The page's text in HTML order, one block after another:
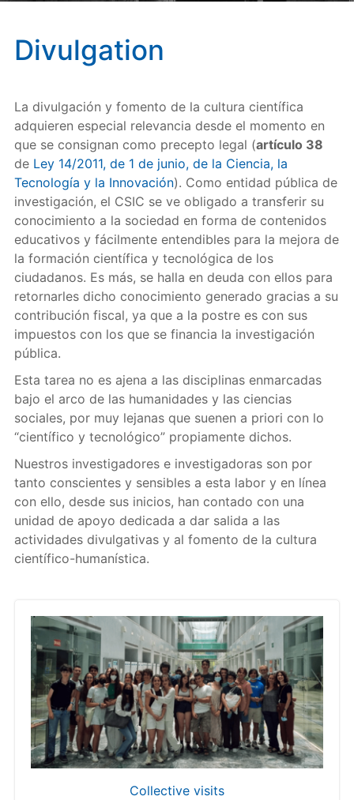
Divulgation
La divulgación y fomento de la cultura científica
adquieren especial relevancia desde el momento en
que se consignan como precepto legal (artículo 38
de Ley 14/2011, de 1 de junio, de la Ciencia, la
Tecnología y la Innovación). Como entidad pública de
investigación, el CSIC se ve obligado a transferir su
conocimiento a la sociedad en forma de contenidos
educativos y fácilmente entendibles para la mejora de
la formación científica y tecnológica de los
ciudadanos. Es más, se halla en deuda con ellos para
retornarles dicho conocimiento generado gracias a su
contribución fiscal, ya que a la postre es con sus
impuestos con los que se financia la investigación
pública.
Esta tarea no es ajena a las disciplinas enmarcadas
bajo el arco de las humanidades y las ciencias
sociales, por muy lejanas que suenen a priori con lo
“científico y tecnológico” propiamente dichos.
Nuestros investigadores e investigadoras son por
tanto conscientes y sensibles a esta labor y en línea
con ello, desde sus inicios, han contado con una
unidad de apoyo dedicada a dar salida a las
actividades divulgativas y al fomento de la cultura
científico-humanística.
Collective visits